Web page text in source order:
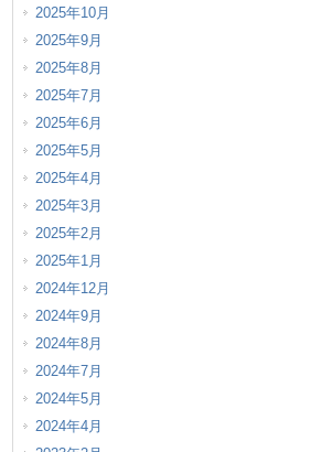
2025年10月
2025年9月
2025年8月
2025年7月
2025年6月
2025年5月
2025年4月
2025年3月
2025年2月
2025年1月
2024年12月
2024年9月
2024年8月
2024年7月
2024年5月
2024年4月